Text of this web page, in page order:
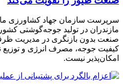
سرپرست سازمان جهاد کشاورزی
مازندران در تولید جوجه‌گوشتی
صنعت بدون بازنگری در مدیریت
کیفیت جوجه، مصرف انرژی و توزیع
امکان‌پذیر نیست.